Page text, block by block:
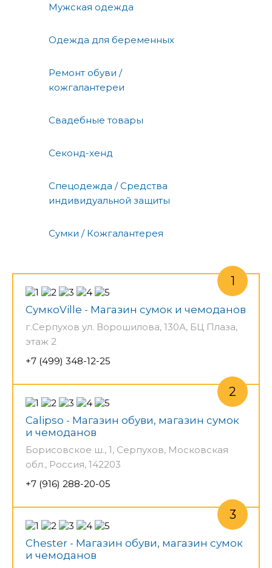
Мужская одежда
Одежда для беременных
Ремонт обуви /
кожгалантереи
Свадебные товары
Секонд-хенд
Спецодежда / Средства
индивидуальной защиты
Сумки / Кожгалантерея
СумкоVille - Магазин сумок и чемоданов
г.Серпухов ул. Ворошилова, 130А, БЦ Плаза,
этаж 2
+7 (499) 348-12-25
Calipso - Магазин обуви, магазин сумок
и чемоданов
Борисовское ш., 1, Серпухов, Московская
обл., Россия, 142203
+7 (916) 288-20-05
Chester - Магазин обуви, магазин сумок
и чемоданов